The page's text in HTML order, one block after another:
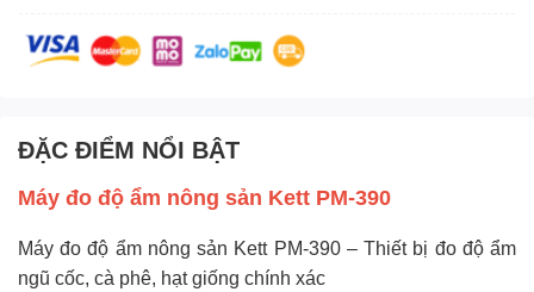
ĐẶC ĐIỂM NỔI BẬT
Máy đo độ ẩm nông sản Kett PM-390
Máy đo độ ẩm nông sản Kett PM-390 – Thiết bị đo độ ẩm
ngũ cốc, cà phê, hạt giống chính xác